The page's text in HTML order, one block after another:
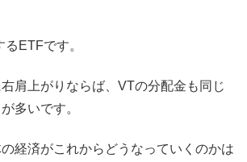
ETFです。
肩上がりならば、VTの分配金も同じ
多いです。
経済がこれからどうなっていくのかは